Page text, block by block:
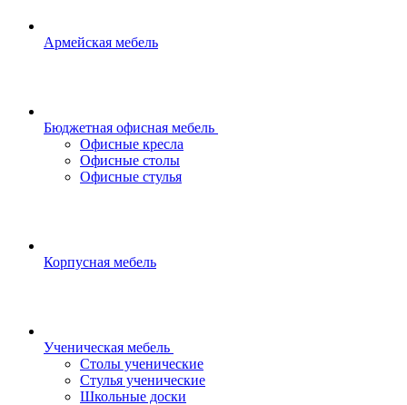
Армейская мебель
Бюджетная офисная мебель
Офисные кресла
Офисные столы
Офисные стулья
Корпусная мебель
Ученическая мебель
Столы ученические
Стулья ученические
Школьные доски